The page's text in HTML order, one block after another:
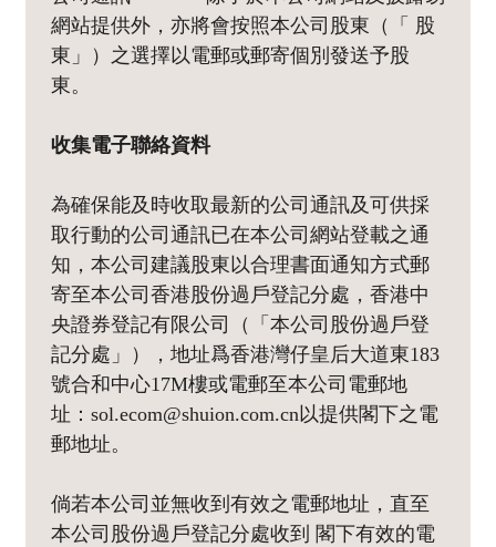
網站提供外，亦將會按照本公司股東（「 股
東」）之選擇以電郵或郵寄個別發送予股
東。
收集電子聯絡資料
為確保能及時收取最新的公司通訊及可供採
取行動的公司通訊已在本公司網站登載之通
知，本公司建議股東以合理書面通知方式郵
寄至本公司香港股份過戶登記分處，香港中
央證券登記有限公司（「本公司股份過戶登
記分處」），地址爲香港灣仔皇后大道東183
號合和中心17M樓或電郵至本公司電郵地
址：sol.ecom@shuion.com.cn以提供閣下之電
郵地址。
倘若本公司並無收到有效之電郵地址，直至
本公司股份過戶登記分處收到 閣下有效的電